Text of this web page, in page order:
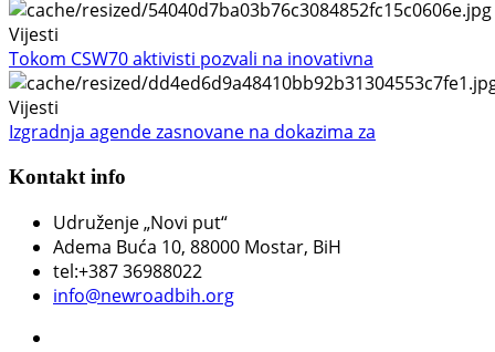
Vijesti
Tokom CSW70 aktivisti pozvali na inovativna
Vijesti
Izgradnja agende zasnovane na dokazima za
Kontakt info
Udruženje „Novi put“
Adema Buća 10, 88000 Mostar, BiH
tel:+387 36988022
info@newroadbih.org